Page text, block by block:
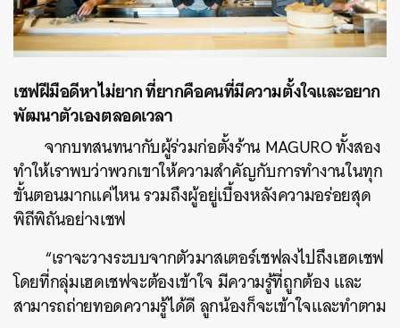
เชฟฝีมือดีหาไม่ยาก ที่ยากคือคนที่มีความตั้งใจและอยาก
พัฒนาตัวเองตลอดเวลา
จากบทสนทนากับผู้ร่วมก่อตั้งร้าน MAGURO ทั้งสอง
ทำให้เราพบว่าพวกเขาให้ความสำคัญกับการทำงานในทุก
ขั้นตอนมากแค่ไหน รวมถึงผู้อยู่เบื้องหลังความอร่อยสุด
พิถีพิถันอย่างเชฟ
“เราจะวางระบบจากตัวมาสเตอร์เชฟลงไปถึงเฮดเชฟ
โดยที่กลุ่มเฮดเชฟจะต้องเข้าใจ มีความรู้ที่ถูกต้อง และ
สามารถถ่ายทอดความรู้ได้ดี ลูกน้องก็จะเข้าใจและทำตาม